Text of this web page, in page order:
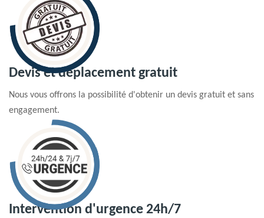
Devis et déplacement gratuit
Nous vous offrons la possibilité d'obtenir un devis gratuit et sans
engagement.
Intervention d'urgence 24h/7